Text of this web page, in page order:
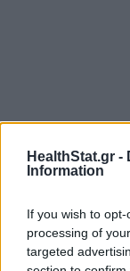
HealthStat.gr -
Information
If you wish to
processing of
targeted